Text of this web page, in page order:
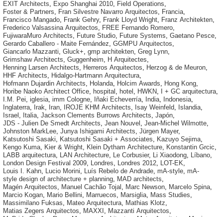
EXIT Architects, Expo Shanghai 2010, Field Operations,
Foster & Partners, Fran Silvestre Navarro Arquitectos, Francia,
Francisco Mangado, Frank Gehry, Frank Lloyd Wright, Franz Architekten,
Frederico Valsassina Arquitectos, FREE Fernando Romero,
FujiwaraMuro Architects, Future Studio, Future Systems, Gaetano Pesce,
Gerardo Caballero - Maite Fernández, GGMPU Arquitectos,
Giancarlo Mazzanti, Gluck+, gmp architekten, Greg Lynn,
Grimshaw Architects, Guggenheim, H Arquitectes,
Henning Larsen Architects, Herreros Arquitectos, Herzog & de Meuron,
HHF Architects, Hidalgo-Hartmann Arquitectura,
Hofmann Dujardin Architects, Holanda, Holcim Awards, Hong Kong,
Horibe Naoko Architect Office, hospital , hotel , HWKN, I + GC arquitectura,
I.M. Pei, iglesia, imm Cologne, Iñaki Echeverría, India, Indonesia,
Inglaterra, Irak, Iran, IROJE KHM Architects, Isay Weinfeld, Islandia,
Israel , Italia, Jackson Clements Burrows Architects, Japón,
JDS - Julien De Smedt Architects, Jean Nouvel , Jean-Michel Wilmotte,
Johnston MarkLee, Junya Ishigami Architects, Jürgen Mayer,
Katsutoshi Sasaki, Katsutoshi Sasaki + Associates, Kazuyo Sejima,
Kengo Kuma, Kier & Wright, Klein Dytham Architecture, Konstantin Grcic,
LABB arquitectura, LAN Architecture, Le Corbusier, Li Xiaodong, Líbano,
London Design Festival 2009, Londres, Londres 2012, LOT-EK,
Louis I. Kahn, Lucio Morini, Luís Rebelo de Andrade, mA-style, mA-
style design of architecture + planning, MAD architects,
Magén Arquitectos, Manuel Cachão Tojal , Marc Newson, Marcelo Spina,
Marcio Kogan, Mario Bellini, Marruecos, Marsiglia, Mass Studies,
Massimilano Fuksas, Mateo Arquitectura, Mathias Klotz,
Matias Zegers Arquitectos, MAXXI , Mazzanti Arquitectos,